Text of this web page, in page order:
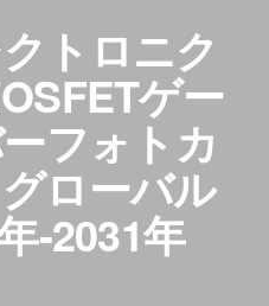
トロニク
ゲー
フォトカ
ローバル
-2031年